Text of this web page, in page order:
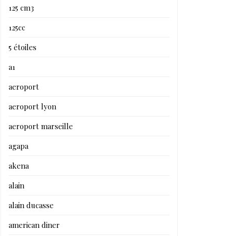
125 cm3
125cc
5 étoiles
a1
aeroport
aeroport lyon
aeroport marseille
agapa
akena
alain
alain ducasse
american diner